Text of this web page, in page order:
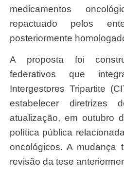
medicamentos
repactuado pelos
posteriormente
A proposta foi construída pelos entes
federativos que
Intergestores Tripartite
estabelecer
atualização, em outubro
política pública
oncológicos. A mudança
revisão da tese